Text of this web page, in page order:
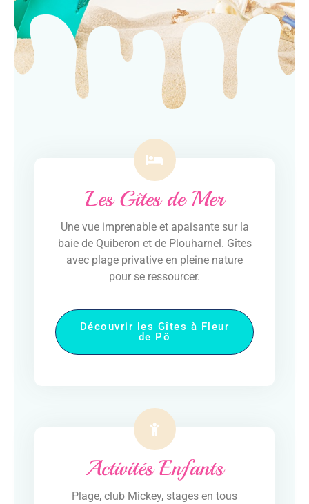
Les Gîtes de Mer
Une vue imprenable et apaisante sur la
baie de Quiberon et de Plouharnel. Gîtes
avec plage privative en pleine nature
pour se ressourcer.
Découvrir les Gîtes à Fleur
de Pô
Activités Enfants
Plage, club Mickey, stages en tous